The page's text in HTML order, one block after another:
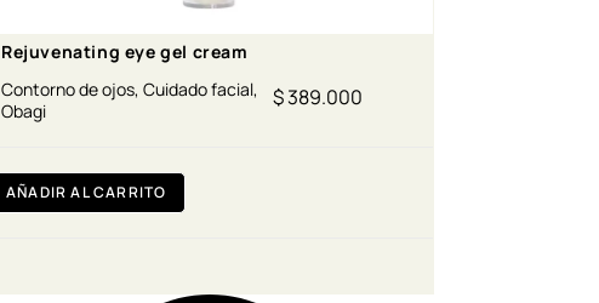
Rejuvenating eye gel cream
Contorno de ojos, Cuidado facial,
Obagi
$389.000
AÑADIR AL CARRITO